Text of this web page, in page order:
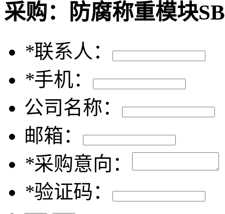
采购： 防腐称重模块
*联系人：
*手机：
公司名称：
邮箱：
*采购意向：
*验证码：